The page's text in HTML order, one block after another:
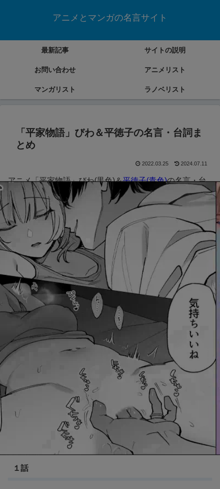
アニメとマンガの名言サイト
最新記事 サイトの説明
お問い合わせ アニメリスト
マンガリスト ラノベリスト
「平家物語」びわ＆平徳子の名言・台詞ま
とめ
2022.03.25 2024.07.11
アニメ「平家物語」びわ(黒色)＆平徳子(青色)の名言・台
詞をまとめていきます。
１話